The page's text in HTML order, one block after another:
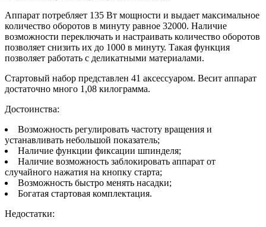
Аппарат потребляет 135 Вт мощности и выдает максимальное
количество оборотов в минуту равное 32000. Наличие
возможности переключать и настраивать количество оборотов
позволяет снизить их до 1000 в минуту. Такая функция
позволяет работать с деликатными материалами.
Стартовый набор представлен 41 аксессуаром. Весит аппарат
достаточно много 1,08 килограмма.
Достоинства:
Возможность регулировать частоту вращения и
устанавливать небольшой показатель;
Наличие функции фиксации шпинделя;
Наличие возможность заблокировать аппарат от
случайного нажатия на кнопку старта;
Возможность быстро менять насадки;
Богатая стартовая комплектация.
Недостатки: